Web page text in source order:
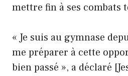
mettre fin à ses combats
« Je suis au gymnase
me préparer à cette
bien passé », a déclaré